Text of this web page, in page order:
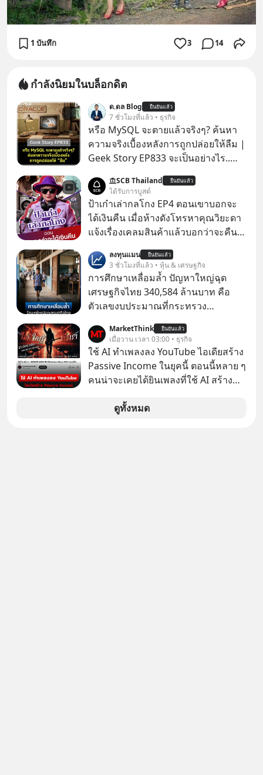
1 บันทึก 3 14
กำลังนิยมในบล็อกดิต
ด.ดล Blog ยืนยันแล้ว
7 ชั่วโมงที่แล้ว • ธุรกิจ
หรือ MySQL จะตายแล้วจริงๆ? ค้นหา
ความจริงเบื้องหลังการถูกปล่อยให้ลืม |
Geek Story EP833 จะเป็นอย่างไร..
กว่าครึ่งโลก ถูกมหาเศรษฐีคู่แข่งทุ่มเงิน
ซื้อกิจการไป? นี่คือเรื่องจริงของ
MySQL ฐานข้อมูลระดับตำนานที่
โปรแกรมเมอร์คนหนึ่งใช้เวลา 27 ปี
เมื่อรู้ว่าผลงานชิ้นเอกกำลังจะตกไปอยู่
ในมือของอาณาจักรที่จ้องจะทำลายมัน
เขาถึงขั้นต้องเขียนจดหมายเปิดผนึก
ขอร้องคนทั้งอินเทอร์เน็ตให้ช่วยหยุดยั้ง
ดีลนี้! เกิดอะไรขึ้นหลังจากการควบรวม
กิจการครั้งประวัติศาสตร์? ยักษ์ใหญ่
ตั้งใจซื้อไปพัฒนาต่อ หรือแค่ซื้อไป “ฆ่า”
ให้พ้นทางกันแน่? และทำไมจุดจบของ
เรื่องนี้ ถึงเป็นการฆาตกรรมแบบสโลว์
โมชันที่ไม่มีแม้แต่ศพให้เห็น? เลือกฟัง
ติดตาม PodCast ช่อง Geek Forever’s
SCB Thailand ยืนยันแล้ว
ได้รับการบูสต์
ป้าเก๋าเล่ากลโกง EP4 ตอนเขาบอกจะ
ได้เงินคืน เมื่อห้างดังโทรหาคุณวิยะดา
แจ้งเรื่องเคลมสินค้าแล้วบอกว่าจะคืน
เรื่องจ้อจี้ หาคำตอบได้ที่ “ป้าเก๋าเล่ากล
โกง” EP4 ตอน “เขาบอกว่าจะได้เงิน
คืน” #ป้าเก๋าเล่ากลโกง #แก้เกมกลโกง
#อยู่อย่างยั่งยืน #Cybersecurity #เตือน
ลงทุนแมน ยืนยันแล้ว
3 ชั่วโมงที่แล้ว • หุ้น & เศรษฐกิจ
การศึกษาเหลื่อมล้ำ ปัญหาใหญ่ฉุด
เศรษฐกิจไทย 340,584 ล้านบาท คือ
ตัวเลขงบประมาณที่กระทรวง
รายจ่ายประจำปี 2568 ซึ่งมากที่สุดเป็น
อันดับ 2 รองจากกระทรวงการคลัง
MarketThink ยืนยันแล้ว
เมื่อวาน เวลา 03:00 • ธุรกิจ
ใช้ AI ทำเพลงลง YouTube ไอเดียสร้าง
Passive Income ในยุคนี้ ตอนนี้หลาย ๆ
คนน่าจะเคยได้ยินเพลงที่ใช้ AI สร้าง
รู้ตัวเรา” จากช่องชื่อว่า UNHEARD
ดูทั้งหมด